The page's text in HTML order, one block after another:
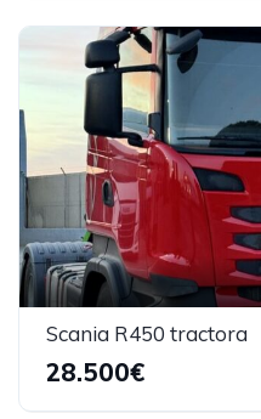
Scania R450 tractora
28.500€